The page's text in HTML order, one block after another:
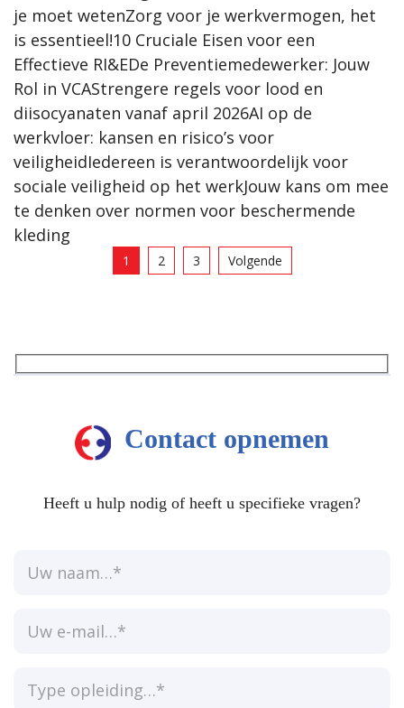
je moet wetenZorg voor je werkvermogen, het
is essentieel!10 Cruciale Eisen voor een
Effectieve RI&EDe Preventiemedewerker: Jouw
Rol in VCAStrengere regels voor lood en
diisocyanaten vanaf april 2026AI op de
werkvloer: kansen en risico’s voor
veiligheidIedereen is verantwoordelijk voor
sociale veiligheid op het werkJouw kans om mee
te denken over normen voor beschermende
kleding
1 2 3 Volgende
Contact opnemen
Heeft u hulp nodig of heeft u specifieke vragen?